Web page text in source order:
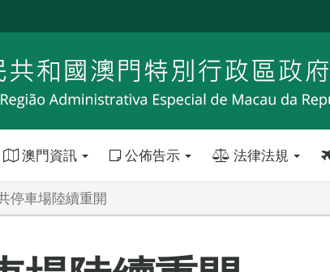
澳門資訊 公佈告示 法律法規
停車場陸續重開